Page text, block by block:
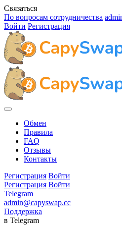
Связаться
По вопросам сотрудничества
Войти Регистрация
Обмен
Правила
FAQ
Отзывы
Контакты
Регистрация Войти
Регистрация Войти
Telegram
admin@capyswap.cc
Поддержка
в Telegram